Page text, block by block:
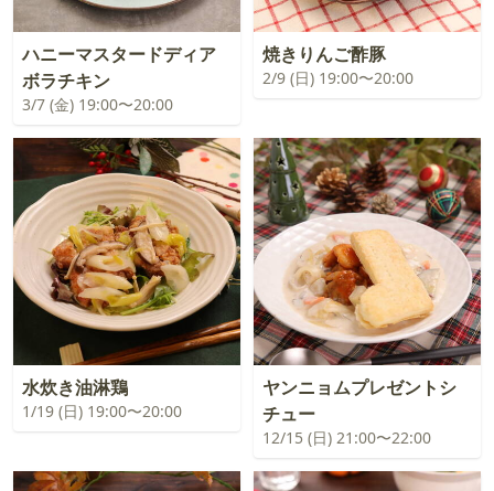
ハニーマスタードディア
ボラチキン
3/7 (金) 19:00〜20:00
焼きりんご酢豚
2/9 (日) 19:00〜20:00
水炊き油淋鶏
1/19 (日) 19:00〜20:00
ヤンニョムプレゼントシ
チュー
12/15 (日) 21:00〜22:00